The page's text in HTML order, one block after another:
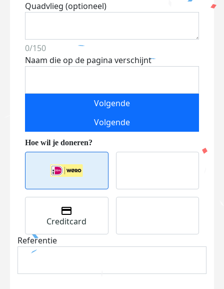
Quadvlieg (optioneel)
0/150
Naam die op de pagina verschijnt
Volgende
Volgende
Creditcard
Referentie